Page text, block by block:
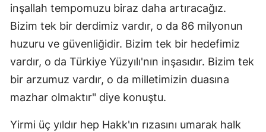
inşallah tempomuzu biraz daha artıracağız.
Bizim tek bir derdimiz vardır, o da 86 milyonun
huzuru ve güvenliğidir. Bizim tek bir hedefimiz
vardır, o da Türkiye Yüzyılı'nın inşasıdır. Bizim tek
bir arzumuz vardır, o da milletimizin duasına
mazhar olmaktır" diye konuştu.
Yirmi üç yıldır hep Hakk'ın rızasını umarak halk